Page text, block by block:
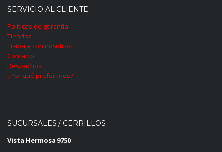
SERVICIO AL CLIENTE
Políticas de garantía
Tiendas
Trabaja con nosotros
Contacto
Despachos
¿Por qué preferirnos?
SUCURSALES / CERRILLOS
Vista Hermosa 9750